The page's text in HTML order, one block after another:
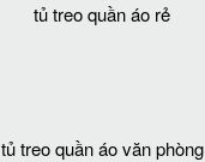
tủ treo quần áo rẻ
tủ treo quần áo văn phòng